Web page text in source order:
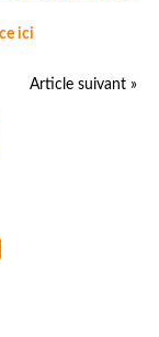
ici
Article suivant »